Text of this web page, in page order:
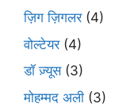
ज़िग ज़िगलर(4)
वोल्टेयर(4)
डॉ ज़्यूस(3)
मोहम्मद अली (3)